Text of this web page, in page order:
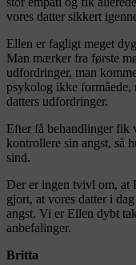
vores datter sikkert
Ellen er fagligt meget
Man mærker fra første
udfordringer, man
psykolog ikke
datters udfordringer.
Efter få behandlinger fik
kontrollere sin angst, så
sind.
Der er ingen tvivl om, at
gjort, at vores datter i
angst. Vi er Ellen dybt
anbefalinger.
Britta